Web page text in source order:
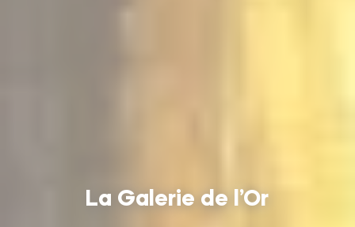
La Galerie de l’Or